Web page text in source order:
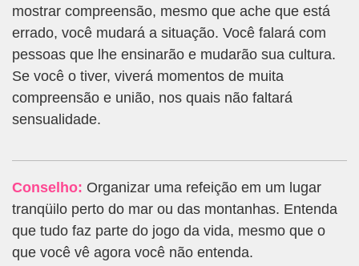
mostrar compreensão, mesmo que ache que está
errado, você mudará a situação. Você falará com
pessoas que lhe ensinarão e mudarão sua cultura.
Se você o tiver, viverá momentos de muita
compreensão e união, nos quais não faltará
sensualidade.
Conselho: Organizar uma refeição em um lugar
tranqüilo perto do mar ou das montanhas. Entenda
que tudo faz parte do jogo da vida, mesmo que o
que você vê agora você não entenda.